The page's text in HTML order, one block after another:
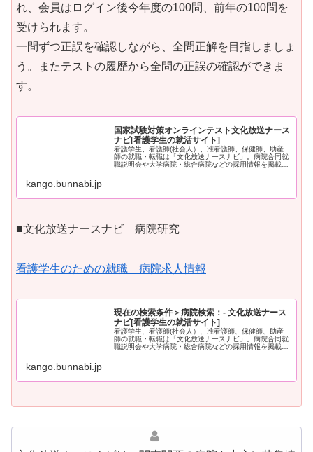
れ、会員はログイン後今年度の100問、前年の100問を
受けられます。
一問ずつ正誤を確認しながら、全問正解を目指しましょ
う。またテストの履歴から全問の正誤の確認ができま
す。
国家試験対策オンラインテスト文化放送ナース
ナビ[看護学生の就活サイト]
看護学生、看護師(社会人）、准看護師、保健師、助産
師の就職・転職は「文化放送ナースナビ」。病院合同就
職説明会や大学病院・総合病院などの採用情報を掲載。
kango.bunnabi.jp
■文化放送ナースナビ 病院研究
看護学生のための就職 病院求人情報
現在の検索条件＞病院検索：- 文化放送ナース
ナビ[看護学生の就活サイト]
看護学生、看護師(社会人）、准看護師、保健師、助産
師の就職・転職は「文化放送ナースナビ」。病院合同就
職説明会や大学病院・総合病院などの採用情報を掲載。
kango.bunnabi.jp